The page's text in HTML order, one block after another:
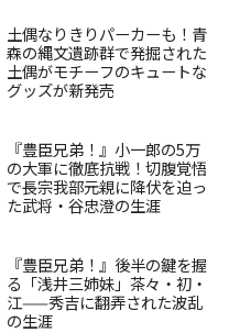
土偶なりきりパーカーも！青
森の縄文遺跡群で発掘された
土偶がモチーフのキュートな
グッズが新発売
『豊臣兄弟！』小一郎の5万
の大軍に徹底抗戦！切腹覚悟
で長宗我部元親に降伏を迫っ
た武将・谷忠澄の生涯
『豊臣兄弟！』後半の鍵を握
る「浅井三姉妹」茶々・初・
江——秀吉に翻弄された波乱
の生涯